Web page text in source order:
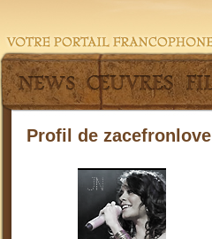
Profil de zacefronlove